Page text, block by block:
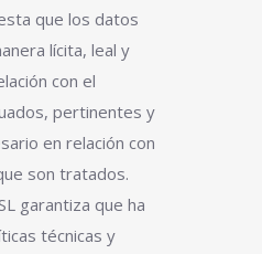
que los datos
lícita, leal y
con el
pertinentes y
en relación con
son tratados.
garantiza que ha
técnicas y